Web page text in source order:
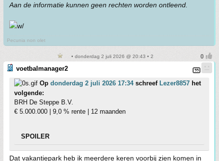
Aan de informatie kunnen geen rechten worden ontleend.
Pecunia non olet
• donderdag 2 juli 2026 @ 20:43 • 2
voetbalmanager2
Op donderdag 2 juli 2026 17:34schreef Lezer8857 het
volgende:
BRH De Steppe B.V.
€ 5.000.000 | 9,0 % rente | 12 maanden
SPOILER
Dat vakantiepark heb ik meerdere keren voorbij zien komen in